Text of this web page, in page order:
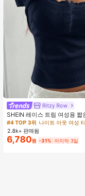
Ritzy Row
SHEIN 레이스 트림 여성용 짧
티셔츠, 슬림핏 여름 새 3버튼
소매 탑
#4 TOP 3위
2.8k+ 판매됨
6,780원 -31% 마지막 3일